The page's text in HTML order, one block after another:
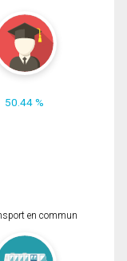
50.44 %
en commun